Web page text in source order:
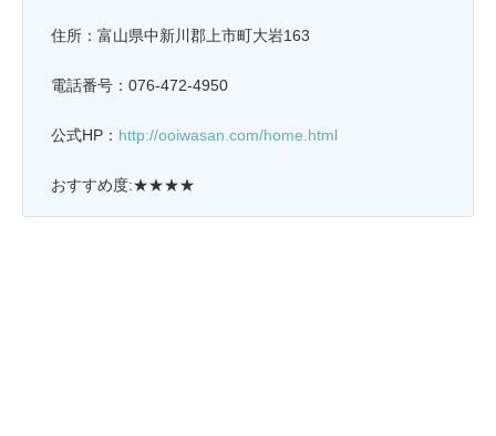
住所：富山県中新川郡上市町大岩163
電話番号：076-472-4950
公式HP： http://ooiwasan.com/home.html
おすすめ度:★★★★